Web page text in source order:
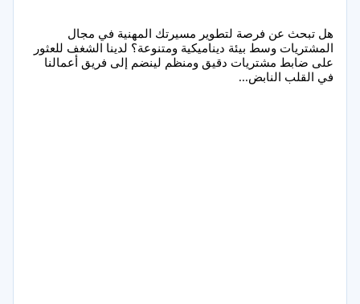
هل تبحث عن فرصة لتطوير مسيرتك المهنية في مجال
المشتريات وسط بيئة ديناميكية ومتنوعة؟ لدينا الشغف للعثور
على ضابط مشتريات دقيق ومنظم لينضم إلى فريق أعمالنا
في القلب النابض...